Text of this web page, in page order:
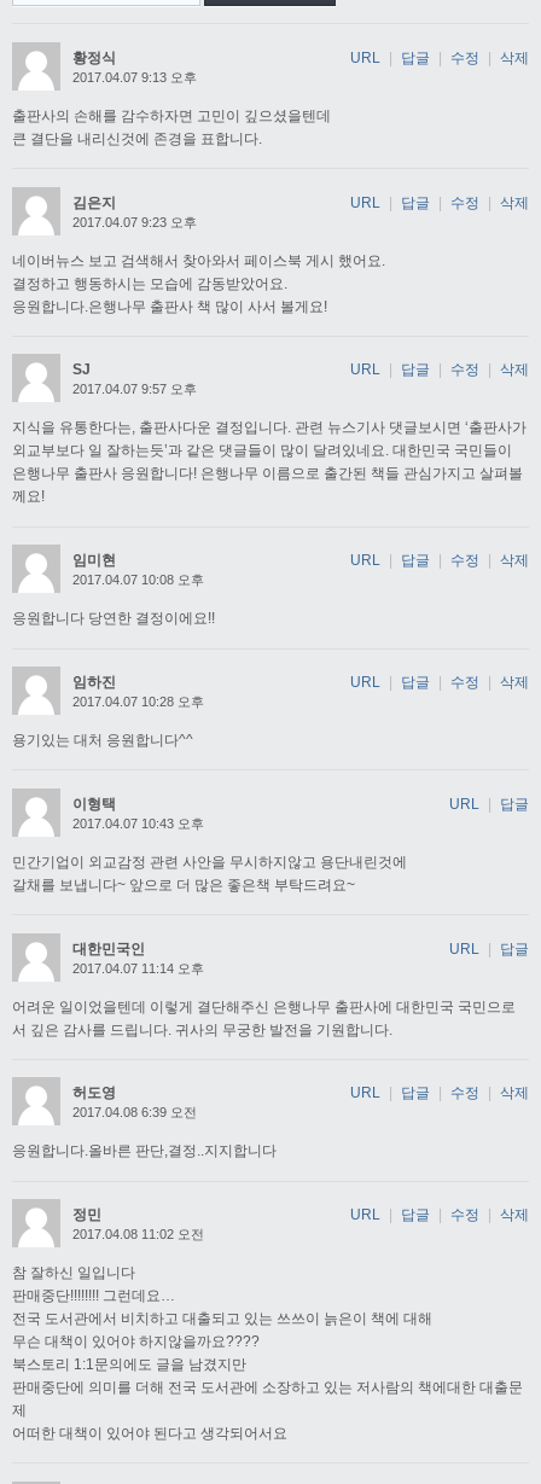
황정식
2017.04.07 9:13 오후
출판사의 손해를 감수하자면 고민이 깊으셨을텐데
큰 결단을 내리신것에 존경을 표합니다.
URL | 답글 | 수정 | 삭제
김은지
2017.04.07 9:23 오후
네이버뉴스 보고 검색해서 찾아와서 페이스북 게시 했어요.
결정하고 행동하시는 모습에 감동받았어요.
응원합니다.은행나무 출판사 책 많이 사서 볼게요!
URL | 답글 | 수정 | 삭제
SJ
2017.04.07 9:57 오후
지식을 유통한다는, 출판사다운 결정입니다. 관련 뉴스기사 댓글보시면 ‘출판사가
외교부보다 일 잘하는듯’과 같은 댓글들이 많이 달려있네요. 대한민국 국민들이
은행나무 출판사 응원합니다! 은행나무 이름으로 출간된 책들 관심가지고 살펴볼
께요!
URL 답글 수정 삭제
임미현
2017.04.07 10:08 오후
응원합니다 당연한 결정이에요!!
URL 답글 수정 삭제
임하진
2017.04.07 10:28 오후
용기있는 대처 응원합니다^^
URL 답글 수정 삭제
이형택
2017.04.07 10:43 오후
민간기업이 외교감정 관련 사안을 무시하지않고 용단내린것에
갈채를 보냅니다~ 앞으로 더 많은 좋은책 부탁드려요~
URL | 답글
대한민국인
2017.04.07 11:14 오후
어려운 일이었을텐데 이렇게 결단해주신 은행나무 출판사에 대한민국 국민으로
서 깊은 감사를 드립니다. 귀사의 무궁한 발전을 기원합니다.
URL | 답글
허도영
2017.04.08 6:39 오전
응원합니다.올바른 판단,결정..지지합니다
URL 답글 수정 삭제
정민
2017.04.08 11:02 오전
참 잘하신 일입니다
판매중단!!!!!!!! 그런데요…
전국 도서관에서 비치하고 대출되고 있는 쓰쓰이 늙은이 책에 대해
무슨 대책이 있어야 하지않을까요????
북스토리 1:1문의에도 글을 남겼지만
판매중단에 의미를 더해 전국 도서관에 소장하고 있는 저사람의 책에대한 대출문
제
어떠한 대책이 있어야 된다고 생각되어서요
URL 답글 수정 삭제